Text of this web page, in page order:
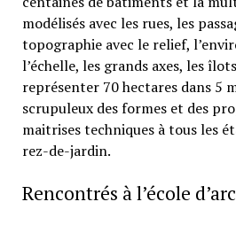
modélisés avec les rues, les
topographie avec le relief,
l’échelle, les grands axes, les
représenter 70 hectares dans 5
scrupuleux des formes et des
maitrises techniques à tous les
rez-de-jardin.
Rencontrés à l’école